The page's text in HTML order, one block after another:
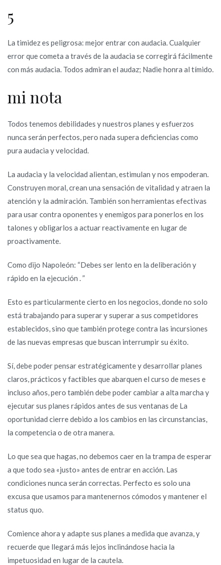
5
La timidez es peligrosa: mejor entrar con audacia. Cualquier
error que cometa a través de la audacia se corregirá fácilmente
con más audacia. Todos admiran el audaz; Nadie honra al tímido.
mi nota
Todos tenemos debilidades y nuestros planes y esfuerzos
nunca serán perfectos, pero nada supera deficiencias como
pura audacia y velocidad.
La audacia y la velocidad alientan, estimulan y nos empoderan.
Construyen moral, crean una sensación de vitalidad y atraen la
atención y la admiración. También son herramientas efectivas
para usar contra oponentes y enemigos para ponerlos en los
talones y obligarlos a actuar reactivamente en lugar de
proactivamente.
Como dijo Napoleón: “Debes ser lento en la deliberación y
rápido en la ejecución . ”
Esto es particularmente cierto en los negocios, donde no solo
está trabajando para superar y superar a sus competidores
establecidos, sino que también protege contra las incursiones
de las nuevas empresas que buscan interrumpir su éxito.
Sí, debe poder pensar estratégicamente y desarrollar planes
claros, prácticos y factibles que abarquen el curso de meses e
incluso años, pero también debe poder cambiar a alta marcha y
ejecutar sus planes rápidos antes de sus ventanas de La
oportunidad cierre debido a los cambios en las circunstancias,
la competencia o de otra manera.
Lo que sea que hagas, no debemos caer en la trampa de esperar
a que todo sea «justo» antes de entrar en acción. Las
condiciones nunca serán correctas. Perfecto es solo una
excusa que usamos para mantenernos cómodos y mantener el
status quo.
Comience ahora y adapte sus planes a medida que avanza, y
recuerde que llegará más lejos inclinándose hacia la
impetuosidad en lugar de la cautela.